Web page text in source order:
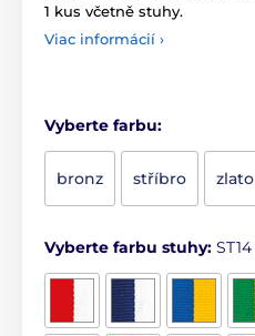
1 kus včetně stuhy.
Viac informácií ›
Vyberte farbu:
bronz stříbro zlato
Vyberte farbu stuhy: ST14